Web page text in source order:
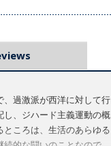
過激派が西洋に対して行
、ジハード主義運動の概
ころは、生活のあらゆる